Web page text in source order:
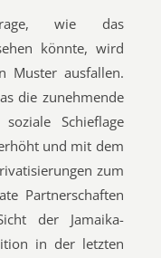
wie das
könnte, wird
Muster ausfallen.
die zunehmende
Schieflage
und mit dem
zum
Partnerschaften
der Jamaika-
in der letzten